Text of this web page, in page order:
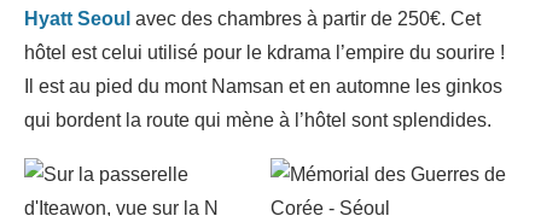
Hyatt Seoul avec des chambres à partir de 250€. Cet
hôtel est celui utilisé pour le kdrama l’empire du sourire !
Il est au pied du mont Namsan et en automne les ginkos
qui bordent la route qui mène à l’hôtel sont splendides.